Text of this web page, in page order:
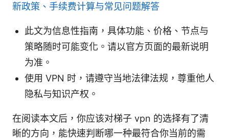
新政策、手续费计算与常见问题解答
此文为信息性指南，具体功能、价格、节点与
策略随时可能变化。请以官方页面的最新说明
为准。
使用 VPN 时，请遵守当地法律法规，尊重他人
隐私与知识产权。
在阅读本文后，你应该对梯子 vpn 的选择有了清
晰的方向，能快速判断哪一种最符合你当前的需